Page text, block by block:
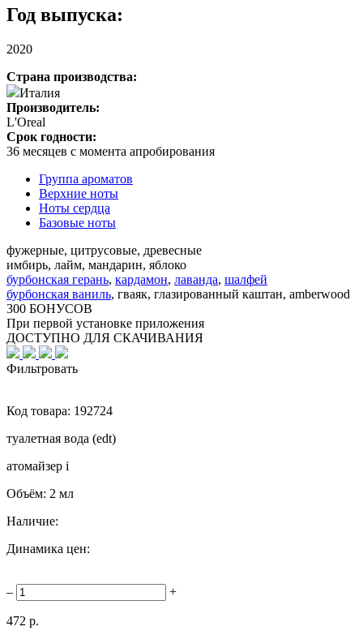
Год выпуска:
2020
Страна производства:
Италия
Производитель:
L'Oreal
Срок годности:
36 месяцев с момента апробирования
Группа ароматов
Верхние ноты
Ноты сердца
Базовые ноты
фужерные, цитрусовые, древесные
имбирь, лайм, мандарин, яблоко
бурбонская герань, кардамон, лаванда, шалфей
бурбонская ваниль, гваяк, глазированный каштан, amberwood
300 БОНУСОВ
При первой установке приложения
ДОСТУПНО ДЛЯ СКАЧИВАНИЯ
Фильтровать
Код товара: 192724
туалетная вода (edt)
атомайзер i
Объём: 2 мл
Наличие:
Динамика цен:
– +
472 р.